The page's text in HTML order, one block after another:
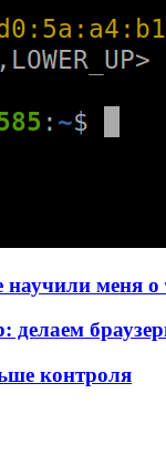
научили меня о
контроля